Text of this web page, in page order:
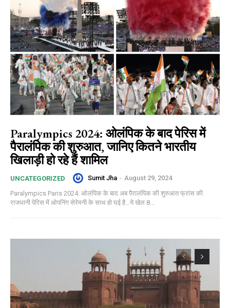
Paralympics 2024: ओलंपिक के बाद पेरिस में
पैरालंपिक की शुरुआत, जानिए कितने भारतीय
खिलाड़ी हो रहे हैं शामिल
UNCATEGORIZED Sumit Jha - August 29, 2024
Paralympics Paris 2024: ओलंपिक के बाद अब पैरालंपिक की शुरुआत फ्रांस की
राजधानी पेरिस में ओपनिंग सेरेमनी के साथ हो घई है…ये खेल 8...